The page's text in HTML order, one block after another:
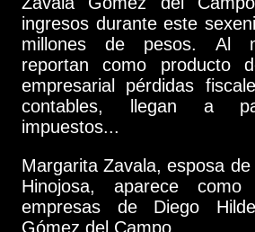
ingresos durante este
millones de pesos. Al
reportan como producto
empresarial pérdidas
contables, llegan a
impuestos...
Margarita Zavala, esposa
Hinojosa, aparece
empresas de Diego
Gómez del Campo...